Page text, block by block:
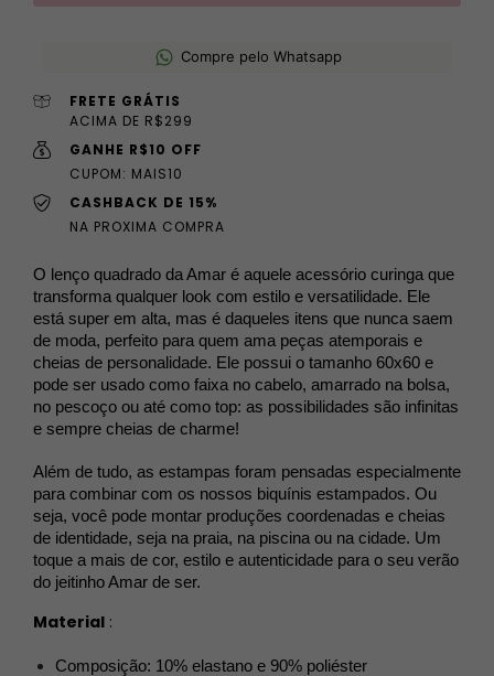
Compre pelo Whatsapp
FRETE GRÁTIS
ACIMA DE R$299
GANHE R$10 OFF
CUPOM: MAIS10
CASHBACK DE 15%
NA PROXIMA COMPRA
O lenço quadrado da Amar é aquele acessório curinga que
transforma qualquer look com estilo e versatilidade. Ele
está super em alta, mas é daqueles itens que nunca saem
de moda, perfeito para quem ama peças atemporais e
cheias de personalidade. Ele possui o tamanho 60x60 e
pode ser usado como faixa no cabelo, amarrado na bolsa,
no pescoço ou até como top: as possibilidades são infinitas
e sempre cheias de charme!
Além de tudo, as estampas foram pensadas especialmente
para combinar com os nossos biquínis estampados. Ou
seja, você pode montar produções coordenadas e cheias
de identidade, seja na praia, na piscina ou na cidade. Um
toque a mais de cor, estilo e autenticidade para o seu verão
do jeitinho Amar de ser.
Material :
Composição: 10% elastano e 90% poliéster